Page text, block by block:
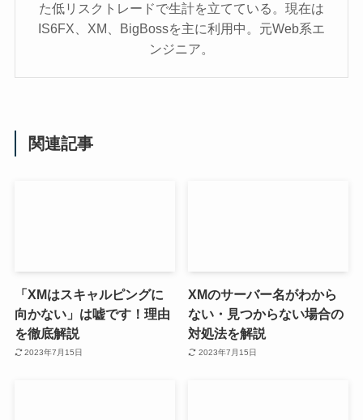
た低リスクトレードで生計を立てている。現在は
IS6FX、XM、BigBossを主に利用中。元Web系エ
ンジニア。
関連記事
「XMはスキャルピングに
向かない」は嘘です！理由
を徹底解説
2023年7月15日
XMのサーバー名がわから
ない・見つからない場合の
対処法を解説
2023年7月15日